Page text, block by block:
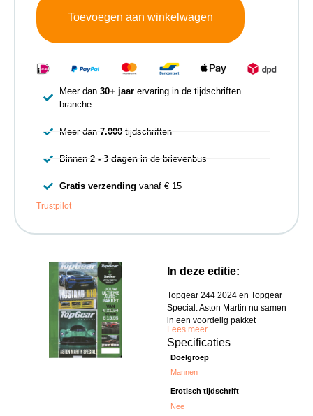
In deze editie:
Topgear 244 2024 en Topgear
Special: Aston Martin nu samen
in een voordelig pakket
Lees meer
Specificaties
Doelgroep
Mannen
Erotisch tijdschrift
Nee
Toevoegen aan winkelwagen
Meer dan 30+ jaarervaring in de tijdschriften
branche
Meer dan 7.000tijdschriften
Binnen 2 - 3 dagenin de brievenbus
Gratis verzending vanaf € 15
Trustpilot